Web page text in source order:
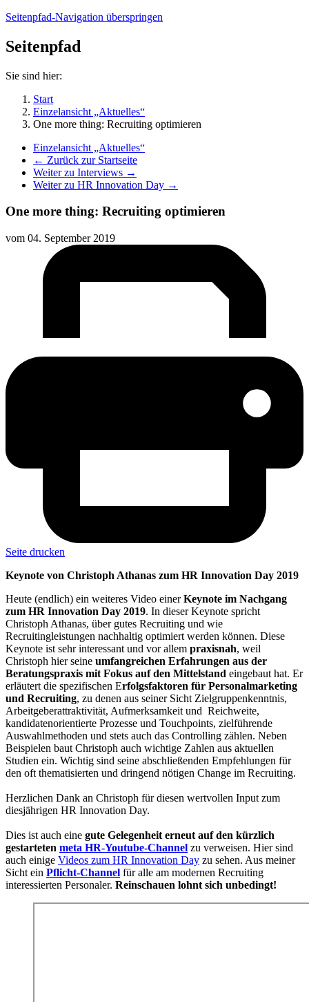
Seitenpfad-Navigation überspringen
Seitenpfad
Sie sind hier:
Start
Einzelansicht „Aktuelles“
One more thing: Recruiting optimieren
Einzelansicht „Aktuelles“
← Zurück zur Startseite
Weiter zu Interviews →
Weiter zu HR Innovation Day →
One more thing: Recruiting optimieren
vom 04. September 2019
Seite drucken
Keynote von Christoph Athanas zum HR Innovation Day 2019
Heute (endlich) ein weiteres Video einerKeynote im Nachgang
zum HR Innovation Day 2019. In dieser Keynote spricht
Christoph Athanas, über gutes Recruiting und wie
Recruitingleistungen nachhaltig optimiert werden können. Diese
Keynote ist sehr interessant und vor allem praxisnah, weil
Christoph hier seine umfangreichen Erfahrungen aus der
Beratungspraxis mit Fokus auf den Mittelstand eingebaut hat. Er
erläutert die spezifischen Erfolgsfaktoren für Personalmarketing
und Recruiting, zu denen aus seiner Sicht Zielgruppenkenntnis,
Arbeitgeberattraktivität, Aufmerksamkeit und Reichweite,
kandidatenorientierte Prozesse und Touchpoints, zielführende
Auswahlmethoden und stets auch das Controlling zählen. Neben
Beispielen baut Christoph auch wichtige Zahlen aus aktuellen
Studien ein. Wichtig sind seine abschließenden Empfehlungen für
den oft thematisierten und dringend nötigen Change im Recruiting.
Herzlichen Dank an Christoph für diesen wertvollen Input zum
diesjährigen HR Innovation Day.
Dies ist auch eine gute Gelegenheit erneut auf den kürzlich
gestarteten meta HR-Youtube-Channel zu verweisen. Hier sind
auch einige Videos zum HR Innovation Day zu sehen. Aus meiner
Sicht ein Pflicht-Channel für alle am modernen Recruiting
interessierten Personaler. Reinschauen lohnt sich unbedingt!